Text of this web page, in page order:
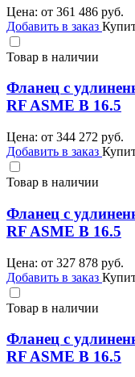
Цена: от 361 486 руб.
Добавить в заказ
Товар в наличии
Фланец с
RF ASME B 16.5
Цена: от 344 272 руб.
Добавить в заказ
Товар в наличии
Фланец с
RF ASME B 16.5
Цена: от 327 878 руб.
Добавить в заказ
Товар в наличии
Фланец с
RF ASME B 16.5